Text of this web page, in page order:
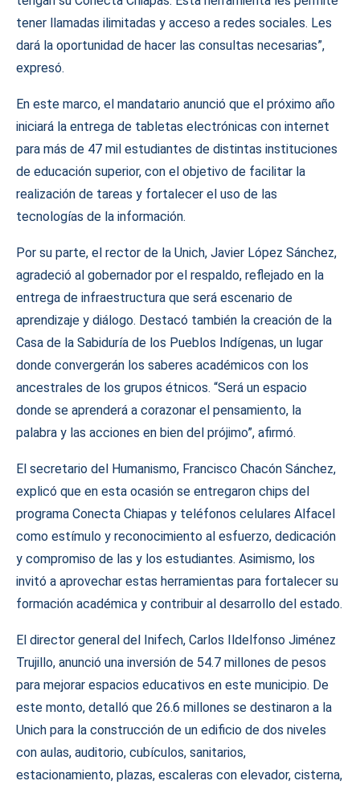
tener llamadas ilimitadas y acceso a redes sociales. Les
dará la oportunidad de hacer las consultas necesarias”,
expresó.
En este marco, el mandatario anunció que el próximo año
iniciará la entrega de tabletas electrónicas con internet
para más de 47 mil estudiantes de distintas instituciones
de educación superior, con el objetivo de facilitar la
realización de tareas y fortalecer el uso de las
tecnologías de la información.
Por su parte, el rector de la Unich, Javier López Sánchez,
agradeció al gobernador por el respaldo, reflejado en la
entrega de infraestructura que será escenario de
aprendizaje y diálogo. Destacó también la creación de la
Casa de la Sabiduría de los Pueblos Indígenas, un lugar
donde convergerán los saberes académicos con los
ancestrales de los grupos étnicos. “Será un espacio
donde se aprenderá a corazonar el pensamiento, la
palabra y las acciones en bien del prójimo”, afirmó.
El secretario del Humanismo, Francisco Chacón Sánchez,
explicó que en esta ocasión se entregaron chips del
programa Conecta Chiapas y teléfonos celulares Alfacel
como estímulo y reconocimiento al esfuerzo, dedicación
y compromiso de las y los estudiantes. Asimismo, los
invitó a aprovechar estas herramientas para fortalecer su
formación académica y contribuir al desarrollo del estado.
El director general del Inifech, Carlos Ildelfonso Jiménez
Trujillo, anunció una inversión de 54.7 millones de pesos
para mejorar espacios educativos en este municipio. De
este monto, detalló que 26.6 millones se destinaron a la
Unich para la construcción de un edificio de dos niveles
con aulas, auditorio, cubículos, sanitarios,
estacionamiento, plazas, escaleras con elevador, cisterna,